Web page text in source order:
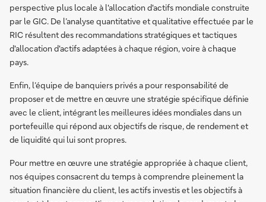
perspective plus locale à l'allocation d'actifs mondiale construite
par le GIC. De l’analyse quantitative et qualitative effectuée par le
RIC résultent des recommandations stratégiques et tactiques
d'allocation d'actifs adaptées à chaque région, voire à chaque
pays.
Enfin, l’équipe de banquiers privés a pour responsabilité de
proposer et de mettre en œuvre une stratégie spécifique définie
avec le client, intégrant les meilleures idées mondiales dans un
portefeuille qui répond aux objectifs de risque, de rendement et
de liquidité qui lui sont propres.
Pour mettre en œuvre une stratégie appropriée à chaque client,
nos équipes consacrent du temps à comprendre pleinement la
situation financière du client, les actifs investis et les objectifs à